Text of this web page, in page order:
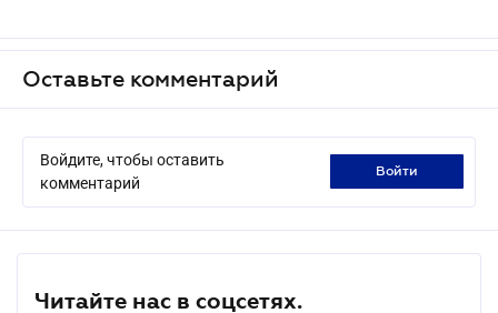
Оставьте комментарий
Войдите, чтобы оставить
комментарий
войти
Читайте нас в соцсетях.